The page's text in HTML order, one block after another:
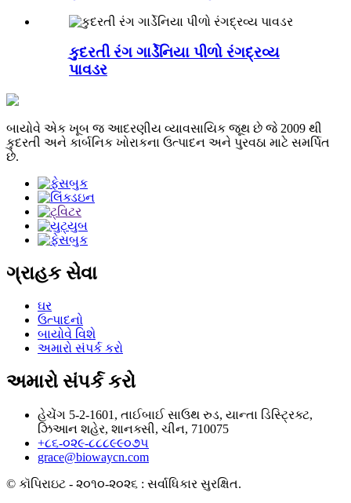
કુદરતી રંગ ગાર્ડેનિયા પીળો રંગદ્રવ્ય
પાવડર
બાયોવે એક ખૂબ જ આદરણીય વ્યાવસાયિક જૂથ છે જે 2009 થી
કુદરતી અને કાર્બનિક ખોરાકના ઉત્પાદન અને પુરવઠા માટે સમર્પિત
છે.
ગ્રાહક સેવા
ઘર
ઉત્પાદનો
બાયોવે વિશે
અમારો સંપર્ક કરો
અમારો સંપર્ક કરો
હેચેંગ 5-2-1601, તાઈબાઈ સાઉથ રુડ, યાન્તા ડિસ્ટ્રિક્ટ,
ઝિઆન શહેર, શાનક્સી, ચીન, 710075
+૮૬-૦૨૯-૮૮૮૯૯૦૭૫
grace@biowaycn.com
© કૉપિરાઇટ - ૨૦૧૦-૨૦૨૬ : સર્વાધિકાર સુરક્ષિત.